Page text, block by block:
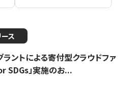
ス
ントによる寄付型クラウドファ
SDGs」実施のお...